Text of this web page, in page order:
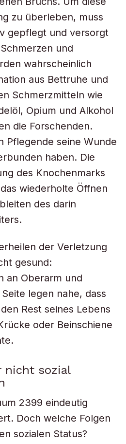
zu überleben, muss
gepflegt und versorgt
und
wahrscheinlich
aus Bettruhe und
Schmerzmitteln wie
Opium und Alkohol
die Forschenden.
Pflegende seine Wunde
haben. Die
des Knochenmarks
wiederholte Öffnen
des darin
der Verletzung
gesund:
an Oberarm und
legen nahe, dass
Rest seines Lebens
oder Beinschiene
nicht sozial
2399 eindeutig
Doch welche Folgen
sozialen Status?